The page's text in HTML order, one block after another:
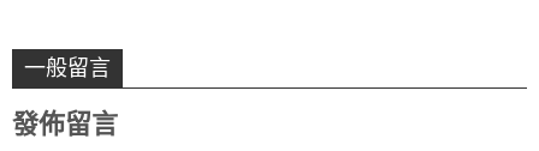
一般留言
發佈留言